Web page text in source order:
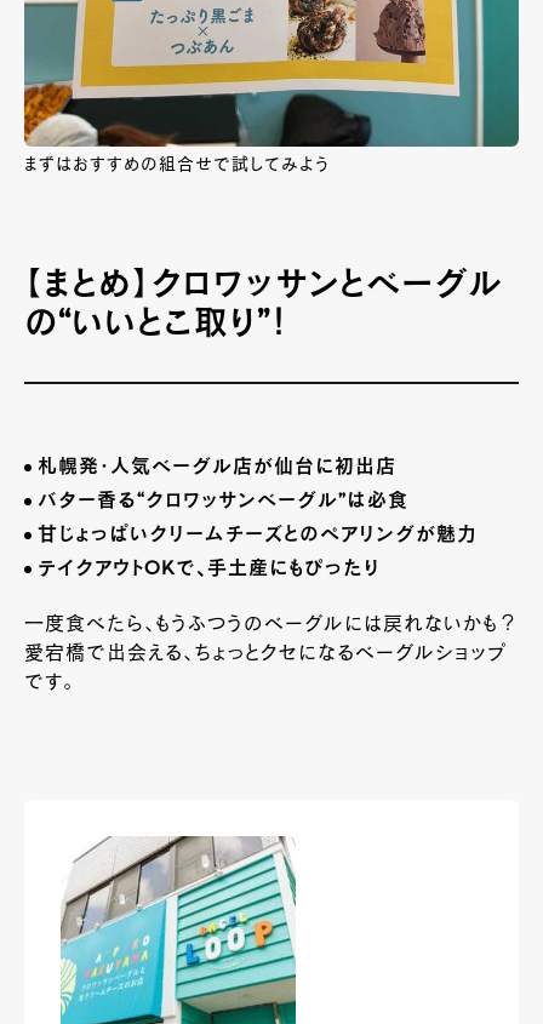
まずはおすすめの組合せで試してみよう
【まとめ】クロワッサンとベーグル
の“いいとこ取り”！
札幌発・人気ベーグル店が仙台に初出店
バター香る“クロワッサンベーグル”は必食
甘じょっぱいクリームチーズとのペアリングが魅力
テイクアウトOKで、手土産にもぴったり
一度食べたら、もうふつうのベーグルには戻れないかも？
愛宕橋で出会える、ちょっとクセになるベーグルショップ
です。